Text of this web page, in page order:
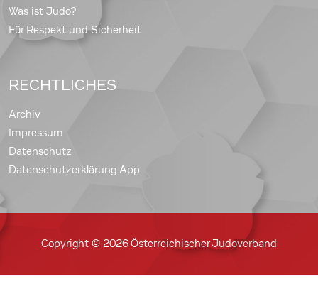
Was ist Judo?
Für Respekt und Sicherheit
RECHTLICHES
Archiv
Impressum
Datenschutz
Datenschutzerklärung App
Copyright © 2026 Österreichischer Judoverband